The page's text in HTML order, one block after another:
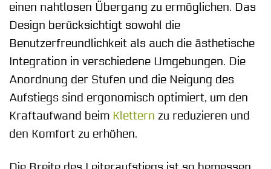
einen nahtlosen Übergang zu ermöglichen. Das
Design berücksichtigt sowohl die
Benutzerfreundlichkeit als auch die ästhetische
Integration in verschiedene Umgebungen. Die
Anordnung der Stufen und die Neigung des
Aufstiegs sind ergonomisch optimiert, um den
Kraftaufwand beim Klettern zu reduzieren und
den Komfort zu erhöhen.